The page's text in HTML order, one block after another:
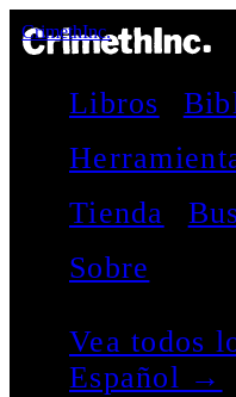
CrimethInc.
Libros
Tienda
Sobre
Vea todos
Español →